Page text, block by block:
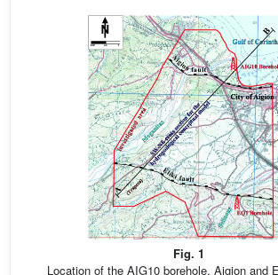
Fig. 1
Location of the AIG10 borehole, Aigion and